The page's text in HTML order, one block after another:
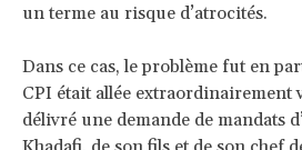
un terme au risque d’atrocités.
Dans ce cas, le problème fut en
CPI était allée extraordinairement
délivré une demande de mandats